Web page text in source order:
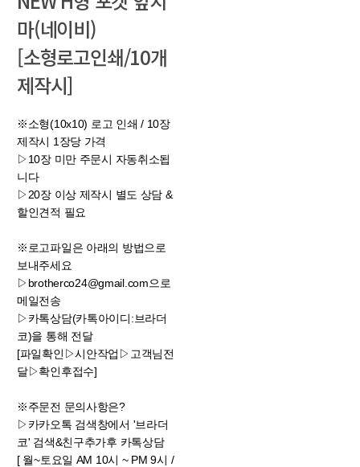
마(네이비)
[소형로고인쇄/10개
제작시]
※소형(10x10) 로고 인쇄 / 10장
제작시 1장당 가격
▷10장 미만 주문시 자동취소됩
니다​​​​​​​
▷20장 이상 제작시 별도 상담 &
할인견적 필요
※로고파일은 아래의 방법으로
보내주세요
▷brotherco24@gmail.com으로
메일전송
▷카톡상담(카톡아이디:브라더
코)을 통해 전달
[파일확인▷시안작업▷고객님전
달▷확인후접수]
※주문전 문의사항은?
▷카카오톡 검색창에서 '브라더
코' 검색&친구추가후 카톡상담
[ 월~토요일 AM 10시 ~ PM 9시 /